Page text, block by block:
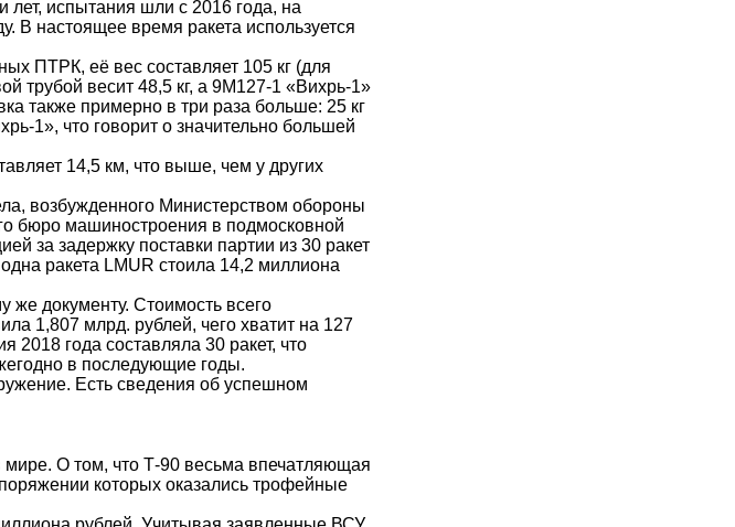
лет, испытания шли с 2016 года, на
В настоящее время ракета используется
ПТРК, её вес составляет 105 кг (для
трубой весит 48,5 кг, а 9М127-1 «Вихрь-1»
также примерно в три раза больше: 25 кг
1», что говорит о значительно большей
14,5 км, что выше, чем у других
возбужденного Министерством обороны
бюро машиностроения в подмосковной
за задержку поставки партии из 30 ракет
ракета LMUR стоила 14,2 миллиона
же документу. Стоимость всего
1,807 млрд. рублей, чего хватит на 127
2018 года составляла 30 ракет, что
в последующие годы.
Есть сведения об успешном
мире. О том, что Т-90 весьма впечатляющая
которых оказались трофейные